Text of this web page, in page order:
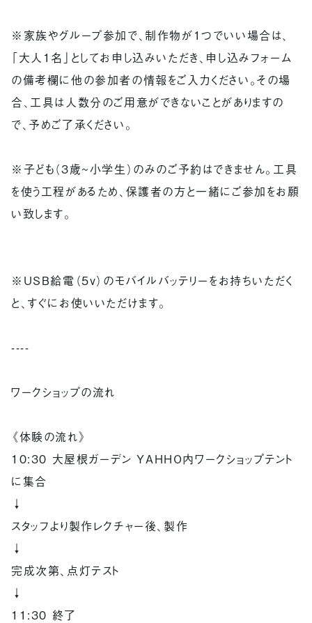
※家族やグループ参加で、制作物が1つでいい場合は、
「大人1名」としてお申し込みいただき、申し込みフォーム
の備考欄に他の参加者の情報をご入力ください。その場
合、工具は人数分のご用意ができないことがありますの
で、予めご了承ください。
※子ども（3歳~小学生）のみのご予約はできません。工具
を使う工程があるため、保護者の方と一緒にご参加をお願
い致します。
※USB給電（５v）のモバイルバッテリーをお持ちいただく
と、すぐにお使いいただけます。
----
ワークショップの流れ
《体験の流れ》
10:30 大屋根ガーデン YAHHO内ワークショップテント
に集合
↓
スタッフより製作レクチャー後、製作
↓
完成次第、点灯テスト
↓
11:30 終了